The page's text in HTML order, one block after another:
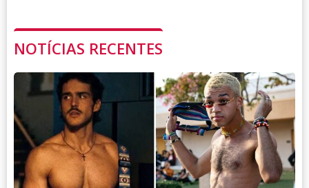
NOTÍCIAS RECENTES